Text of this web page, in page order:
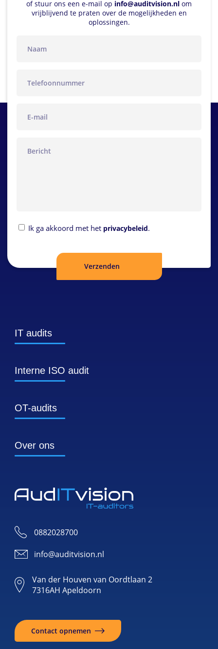
of stuur ons een e-mail op info@auditvision.nl om
vrijblijvend te praten over de mogelijkheden en
oplossingen.
Privacybeleid
Ik ga akkoord met het privacybeleid.
0882028700
info@auditvision.nl
Van der Houven van Oordtlaan 2
7316AH Apeldoorn
Contact opnemen
IT audits
Interne ISO audit
OT-audits
Over ons